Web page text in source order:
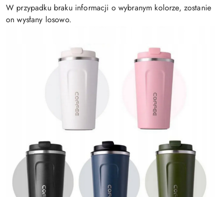
W przypadku braku informacji o wybranym kolorze, zostanie
on wysłany losowo.